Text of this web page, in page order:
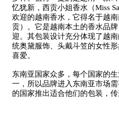
忆犹新，西贡小姐香水（Miss
欢迎的越南香水，它得名于越
贡）。它是越南本土的香水品
迎。其包装设计充分体现了越
统奥黛服饰、头戴斗笠的女性
喜爱。
东南亚国家众多，每个国家的
一，所以品牌进入东南亚市场
的国家推出适合他们的包装，传